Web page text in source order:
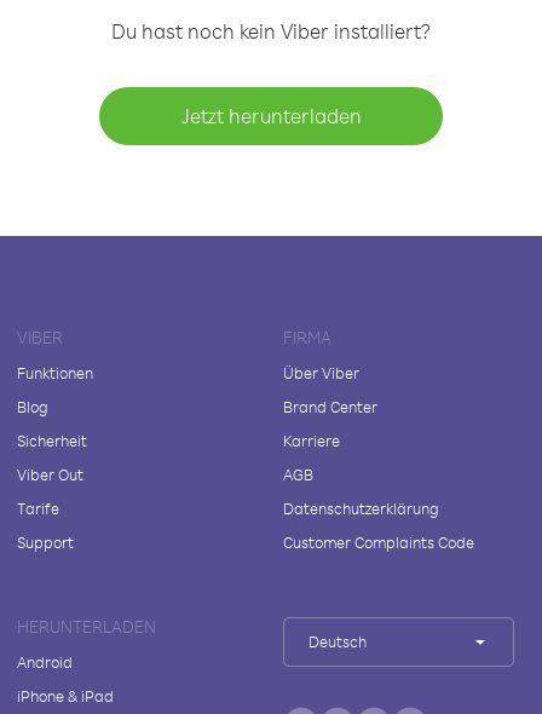
Du hast noch kein Viber installiert?
Jetzt herunterladen
VIBER
Funktionen
Blog
Sicherheit
Viber Out
Tarife
Support
FIRMA
Über Viber
Brand Center
Karriere
AGB
Datenschutzerklärung
Customer Complaints Code
HERUNTERLADEN
Android
iPhone & iPad
Deutsch